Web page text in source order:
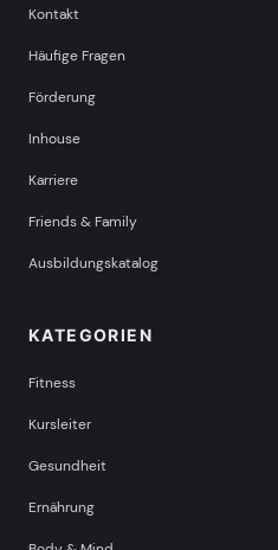
Kontakt
Häufige Fragen
Förderung
Inhouse
Karriere
Friends & Family
Ausbildungskatalog
KATEGORIEN
Fitness
Kursleiter
Gesundheit
Ernährung